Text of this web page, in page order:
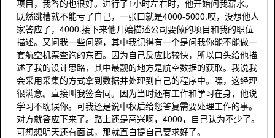
项目，我答的也很好。进行了1小时左右时，他开始问我薪水。
既然跳槽就不能亏了自己，一张口就是4000-5000.哎，没想他人
家答应了，4000.接下来他开始描述公司要做的项目和我的职位
描述。又问我一些问题，其中我记得有一个是问我你能不能做一
套航空机票查询的东西。因为自己反应比较快，所以口头给他描
述了我的设计思路，其中最靓的地方是航空数据的获取。我说我
会采用采集的方式拿到数据并处理到自己的程序中。嘿，这经理
很满意。直接叫我签合同。因为当时还有工作和学习在身，他说
学习不耽误你。可我还是说中秋后给您答复需要处理工作的事。
对方就答应下来了。路上还是高兴啊，4000，自己认为不少了。
可想想明天还有面试，那就直白提自己要求好了。